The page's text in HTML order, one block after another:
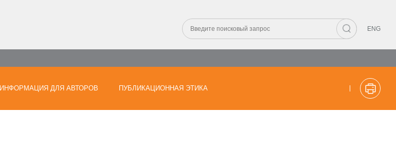
ENG
ИНФОРМАЦИЯ ДЛЯ АВТОРОВ ПУБЛИКАЦИОННАЯ ЭТИКА